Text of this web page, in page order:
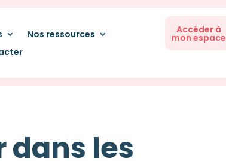
Nos ressources
Accéder à
mon espace
les